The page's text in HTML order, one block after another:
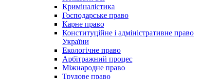
Криміналістика
Господарське право
Карне право
Конституційне і адміністративне право
України
Екологічне право
Арбітражний процес
Міжнародне право
Трудове право